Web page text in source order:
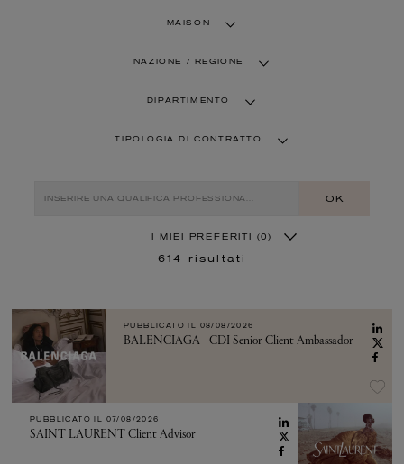
MAISON
NAZIONE / REGIONE
DIPARTIMENTO
TIPOLOGIA DI CONTRATTO
OK
I MIEI PREFERITI (0)
614 risultati
PUBBLICATO IL 08/08/2026
BALENCIAGA - CDI Senior Client Ambassador
PUBBLICATO IL 07/08/2026
SAINT LAURENT Client Advisor